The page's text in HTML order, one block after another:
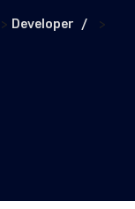
> Developer >